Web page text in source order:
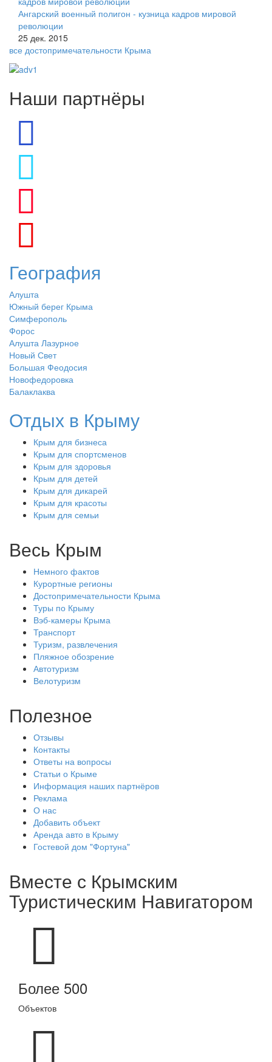
Ангарский военный полигон - кузница кадров мировой
революции
25 дек. 2015
все достопримечательности Крыма
Наши партнёры
География
Алушта
Южный берег Крыма
Симферополь
Форос
Алушта Лазурное
Новый Свет
Большая Феодосия
Новофедоровка
Балаклаква
Отдых в Крыму
Крым для бизнеса
Крым для спортсменов
Крым для здоровья
Крым для детей
Крым для дикарей
Крым для красоты
Крым для семьи
Весь Крым
Немного фактов
Курортные регионы
Достопримечательности Крыма
Туры по Крыму
Вэб-камеры Крыма
Транспорт
Туризм, развлечения
Пляжное обозрение
Автотуризм
Велотуризм
Полезное
Отзывы
Контакты
Ответы на вопросы
Статьи о Крыме
Информация наших партнёров
Реклама
О нас
Добавить объект
Аренда авто в Крыму
Гостевой дом "Фортуна"
Вместе с Крымским
Туристическим Навигатором
Более 500
Объектов